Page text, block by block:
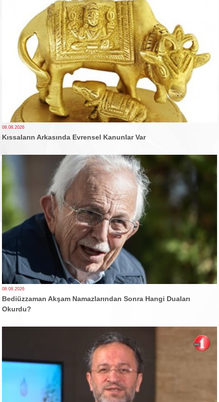
08.08.2026
Kıssaların Arkasında Evrensel Kanunlar Var
08.08.2026
Bediüzzaman Akşam Namazlarından Sonra Hangi Duaları
Okurdu?